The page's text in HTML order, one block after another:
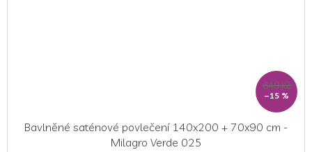
649 Kč
–15 %
Bavlněné saténové povlečení 140x200 + 70x90 cm -
Milagro Verde 025